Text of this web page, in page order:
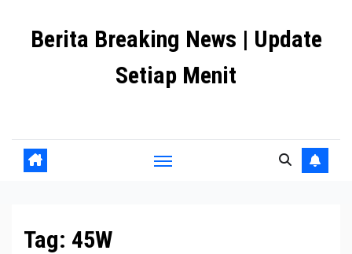
Berita Breaking News | Update
Setiap Menit
Tag: 45W